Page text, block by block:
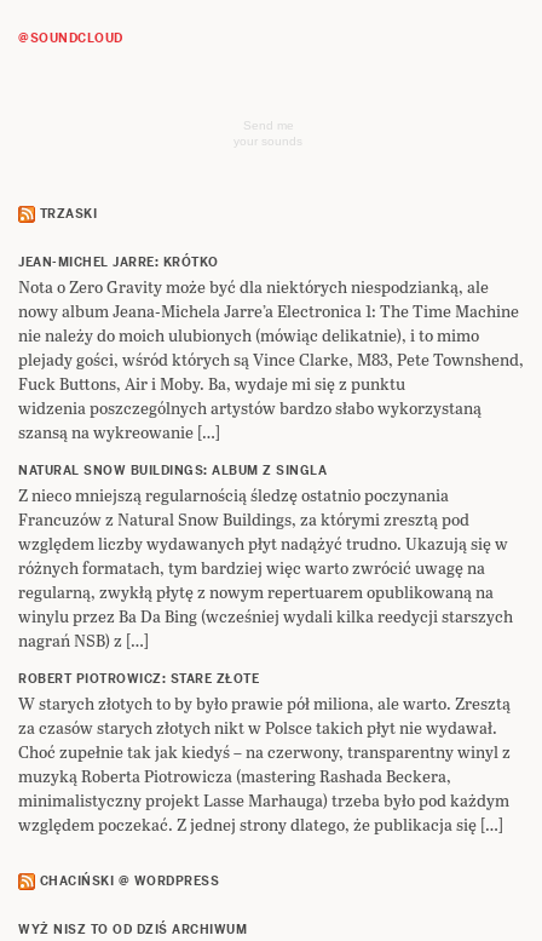
@SOUNDCLOUD
Send me
your sounds
TRZASKI
JEAN-MICHEL JARRE: KRÓTKO
Nota o Zero Gravity może być dla niektórych niespodzianką, ale
nowy album Jeana-Michela Jarre’a Electronica 1: The Time Machine
nie należy do moich ulubionych (mówiąc delikatnie), i to mimo
plejady gości, wśród których są Vince Clarke, M83, Pete Townshend,
Fuck Buttons, Air i Moby. Ba, wydaje mi się z punktu
widzenia poszczególnych artystów bardzo słabo wykorzystaną
szansą na wykreowanie […]
NATURAL SNOW BUILDINGS: ALBUM Z SINGLA
Z nieco mniejszą regularnością śledzę ostatnio poczynania
Francuzów z Natural Snow Buildings, za którymi zresztą pod
względem liczby wydawanych płyt nadążyć trudno. Ukazują się w
różnych formatach, tym bardziej więc warto zwrócić uwagę na
regularną, zwykłą płytę z nowym repertuarem opublikowaną na
winylu przez Ba Da Bing (wcześniej wydali kilka reedycji starszych
nagrań NSB) z […]
ROBERT PIOTROWICZ: STARE ZŁOTE
W starych złotych to by było prawie pół miliona, ale warto. Zresztą
za czasów starych złotych nikt w Polsce takich płyt nie wydawał.
Choć zupełnie tak jak kiedyś – na czerwony, transparentny winyl z
muzyką Roberta Piotrowicza (mastering Rashada Beckera,
minimalistyczny projekt Lasse Marhauga) trzeba było pod każdym
względem poczekać. Z jednej strony dlatego, że publikacja się […]
CHACIŃSKI @ WORDPRESS
WYŻ NISZ TO OD DZIŚ ARCHIWUM